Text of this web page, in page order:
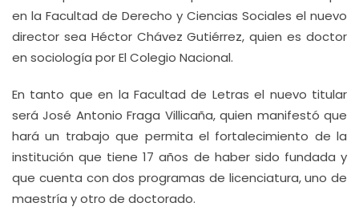
en la Facultad de Derecho y Ciencias Sociales el nuevo
director sea Héctor Chávez Gutiérrez, quien es doctor
en sociología por El Colegio Nacional.
En tanto que en la Facultad de Letras el nuevo titular
será José Antonio Fraga Villicaña, quien manifestó que
hará un trabajo que permita el fortalecimiento de la
institución que tiene 17 años de haber sido fundada y
que cuenta con dos programas de licenciatura, uno de
maestría y otro de doctorado.